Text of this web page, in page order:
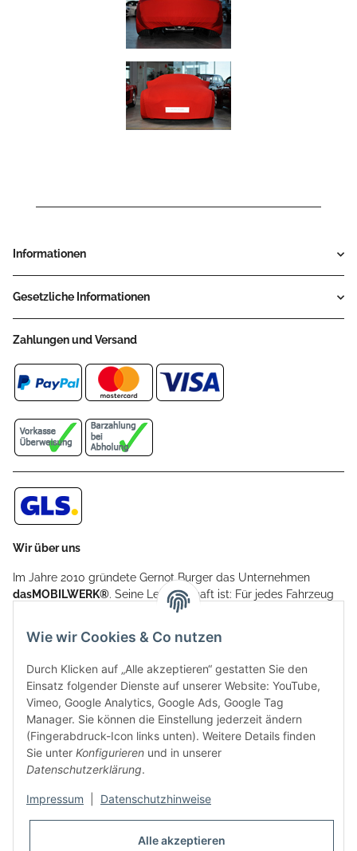
Informationen
Gesetzliche Informationen
Zahlungen und Versand
Wir über uns
Im Jahre 2010 gründete Gernot Burger das Unternehmen
dasMOBILWERK®. Seine Leidenschaft ist: Für jedes Fahrzeug
ein Car Cover anzubieten - passgenau und individuell.
Aufgrund der vielen positiven Kundenrückmeldungen kamen
weitere Produkte, wie Reifenschuhe, Hardtopständer hinzu.
Seine Reifenschoner werden in Deutschland produziert und
sind mit hochwertigen Techniken und Materialien gefertigt.
dasMOBILWERK® ist seit der Gründung ein
Familienunternehmen, welches sich seit 2010 auf
Wachstumskurs befindet. Hier haben Sie zu den üblichen
Geschäftszeiten immer einen persönlichen Ansprechpartner,
sofern Sie Fragen rund um die Produkte von dasMOBILWERK
haben.
Wie wir Cookies & Co nutzen
Durch Klicken auf „Alle akzeptieren“ gestatten Sie den
Einsatz folgender Dienste auf unserer Website: YouTube,
Vimeo, Google Analytics, Google Ads, Google Tag
Manager. Sie können die Einstellung jederzeit ändern
(Fingerabdruck-Icon links unten). Weitere Details finden
Sie unter Konfigurieren und in unserer
Datenschutzerklärung.
Impressum Datenschutzhinweise
Alle akzeptieren